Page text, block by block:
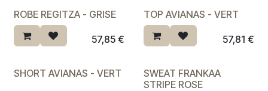
ROBE REGITZA - GRISE
57,85€
TOP AVIANAS - VERT
57,81 €
SHORT AVIANAS - VERT
SWEAT FRANKAA
STRIPE ROSE